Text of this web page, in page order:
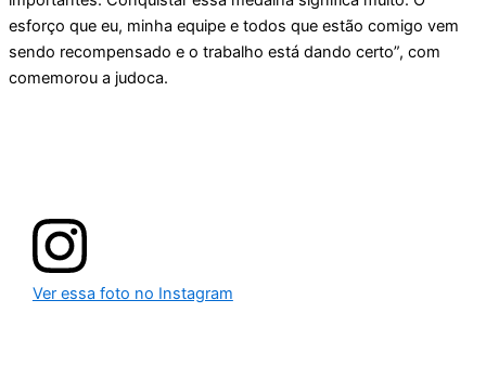
esforço que eu, minha equipe e todos que estão comigo vem
sendo recompensado e o trabalho está dando certo”, com
comemorou a judoca.
Ver essa foto no Instagram